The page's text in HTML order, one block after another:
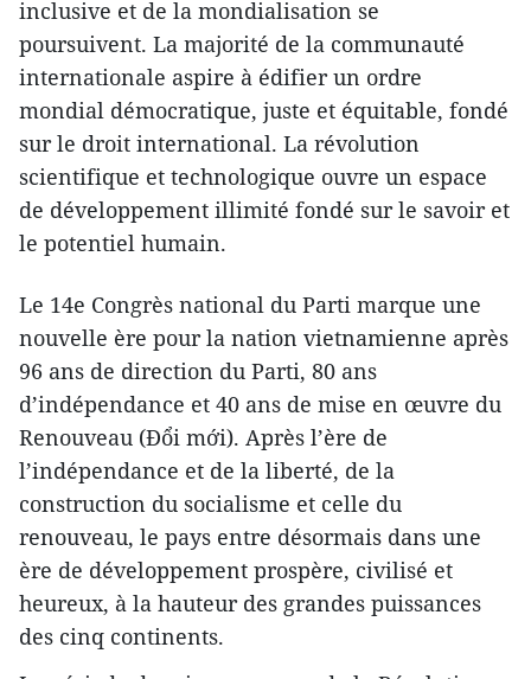
inclusive et de la mondialisation se
poursuivent. La majorité de la communauté
internationale aspire à édifier un ordre
mondial démocratique, juste et équitable, fondé
sur le droit international. La révolution
scientifique et technologique ouvre un espace
de développement illimité fondé sur le savoir et
le potentiel humain.
Le 14e Congrès national du Parti marque une
nouvelle ère pour la nation vietnamienne après
96 ans de direction du Parti, 80 ans
d’indépendance et 40 ans de mise en œuvre du
Renouveau (Đổi mới). Après l’ère de
l’indépendance et de la liberté, de la
construction du socialisme et celle du
renouveau, le pays entre désormais dans une
ère de développement prospère, civilisé et
heureux, à la hauteur des grandes puissances
des cinq continents.